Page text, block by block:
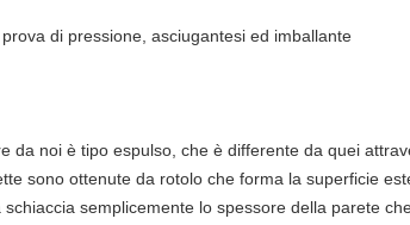
di pressione, asciugantesi ed imballante
da noi è tipo espulso, che è differente da quei
sono ottenute da rotolo che forma la superficie
semplicemente lo spessore della parete